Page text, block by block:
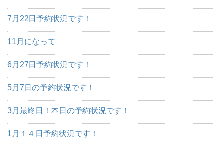
7月22日予約状況です！
11月になって
6月27日予約状況です！
5月7日の予約状況です！
3月最終日！本日の予約状況です！
1月１４日予約状況です！